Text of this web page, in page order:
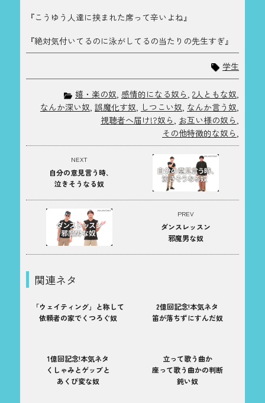
『こうゆう人達に挟まれた席って辛いよね』
『絶対気付いてるのに泳がしてるの当たりの先生すぎ』
学生
嬉・楽の奴, 感情的になる奴ら, 2人ともな奴,
なんか深い奴, 誤魔化す奴, しつこい奴, なんか言う奴,
視聴者へ届け!?奴ら, お互い様の奴ら,
その他特徴的な奴ら,
PREV
ダンスレッスン
邪魔男な奴
NEXT
自分の意見言う時､
泣きそうなる奴
関連ネタ
「ウェイティング」と称して
依頼者の家でくつろぐ奴
2億回記念!本気ネタ
笛が落ちずにすんだ奴
1億回記念!本気ネタ
くしゃみとゲップと
あくび変な奴
立って歌う曲か
座って歌う曲かの判断
鈍い奴